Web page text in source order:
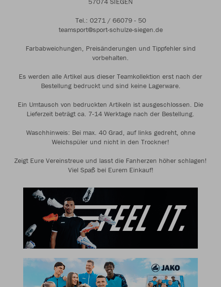
Tel.: 0271 / 66079 - 50
teamsport@sport-schulze-siegen.de
Farbabweichungen, Preisänderungen und Tippfehler sind
vorbehalten.
Es werden alle Artikel aus dieser Teamkollektion erst nach der
Bestellung bedruckt und sind keine Lagerware.
Ein Umtausch von bedruckten Artikeln ist ausgeschlossen. Die
Lieferzeit beträgt ca. 7-14 Werktage nach der Bestellung.
Waschhinweis: Bei max. 40 Grad, auf links gedreht, ohne
Weichspüler und nicht in den Trockner!
Zeigt Eure Vereinstreue und lasst die Fanherzen höher schlagen!
Viel Spaß bei Eurem Einkauf!